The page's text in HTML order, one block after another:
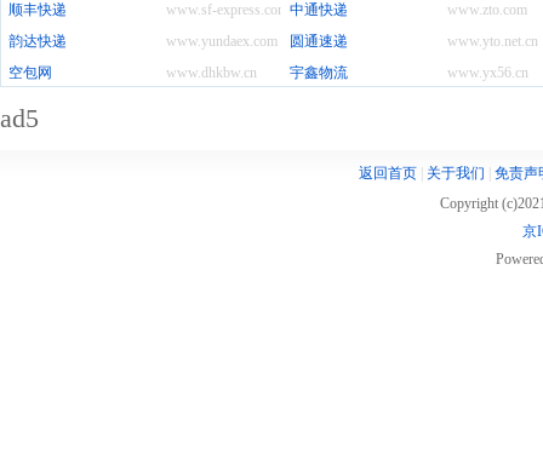
www.sf-express.com
顺丰快递 www.zto.com
中通快递
www.yundaex.com
韵达快递 www.yto.net.cn
圆通速递
www.dhkbw.cn
空包网 www.yx56.cn
宇鑫物流
ad5
返回首页| 关于我们
免责声
Copyright
京